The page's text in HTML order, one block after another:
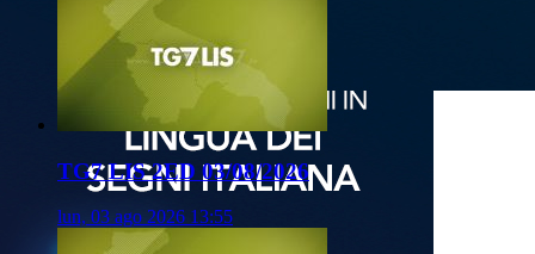
TG7 LIS 2ED 03/08/2026
lun, 03 ago 2026 13:55